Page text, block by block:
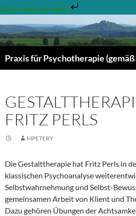
Zum Inhalt springen
Inhalt
springen
FRITZ PERLS
MPETERY
Die Gestalttherapie hat Fritz Perls in
klassischen Psychoanalyse
Selbstwahrnehmung und Selbst-
gemeinsamen Arbeit von Klient und
Dazu gehören Übungen der